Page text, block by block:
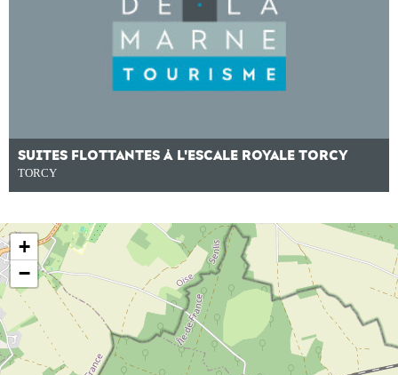
SUITES FLOTTANTES À L'ESCALE ROYALE TORCY
TORCY
+
−